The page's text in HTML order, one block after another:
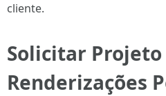
cliente.
Solicitar Projeto
Renderizações